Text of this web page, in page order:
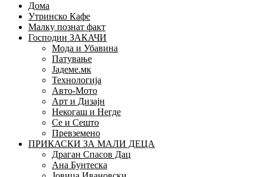
Дома
Утринско Кафе
Малку познат факт
Господин ЗАКАЧИ
Мода и Убавина
Патување
Јадеме.мк
Технологија
Авто-Мото
Арт и Дизајн
Некогаш и Негде
Се и Сешто
Превземено
ПРИКАСКИ ЗА МАЛИ ДЕЦА
Драган Спасов Дац
Ана Бунтеска